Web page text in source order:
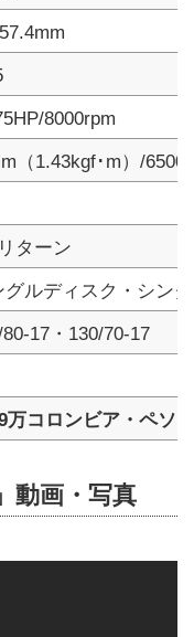
8000rpm
（1.43kgf･m）/
ターン
グルディスク・シン
80-17・130/70-17
万コロンビア・ペソ
動画・写真